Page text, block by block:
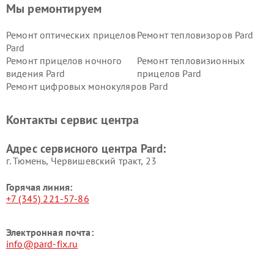
Мы ремонтируем
Ремонт оптических прицелов
Pard
Ремонт тепловизоров Pard
Ремонт прицелов ночного
видения Pard
Ремонт тепловизионных
прицелов Pard
Ремонт цифровых монокуляров Pard
Контакты сервис центра
Адрес сервисного центра Pard:
г. Тюмень, ​Червишевский тракт, 23
Горячая линия:
+7 (345) 221-57-86
Электронная почта:
info@pard-fix.ru